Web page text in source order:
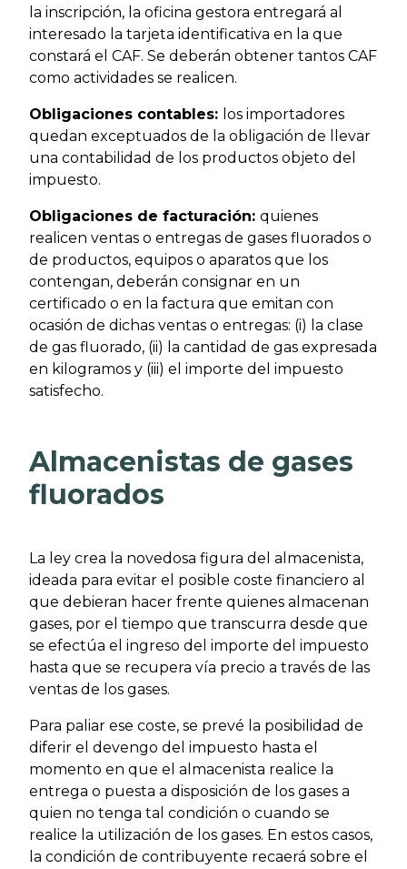
la inscripción, la oficina gestora entregará al
interesado la tarjeta identificativa en la que
constará el CAF. Se deberán obtener tantos CAF
como actividades se realicen.
Obligaciones contables: los importadores
quedan exceptuados de la obligación de llevar
una contabilidad de los productos objeto del
impuesto.
Obligaciones de facturación: quienes
realicen ventas o entregas de gases fluorados o
de productos, equipos o aparatos que los
contengan, deberán consignar en un
certificado o en la factura que emitan con
ocasión de dichas ventas o entregas: (i) la clase
de gas fluorado, (ii) la cantidad de gas expresada
en kilogramos y (iii) el importe del impuesto
satisfecho.
Almacenistas de gases
fluorados
La ley crea la novedosa figura del almacenista,
ideada para evitar el posible coste financiero al
que debieran hacer frente quienes almacenan
gases, por el tiempo que transcurra desde que
se efectúa el ingreso del importe del impuesto
hasta que se recupera vía precio a través de las
ventas de los gases.
Para paliar ese coste, se prevé la posibilidad de
diferir el devengo del impuesto hasta el
momento en que el almacenista realice la
entrega o puesta a disposición de los gases a
quien no tenga tal condición o cuando se
realice la utilización de los gases. En estos casos,
la condición de contribuyente recaerá sobre el